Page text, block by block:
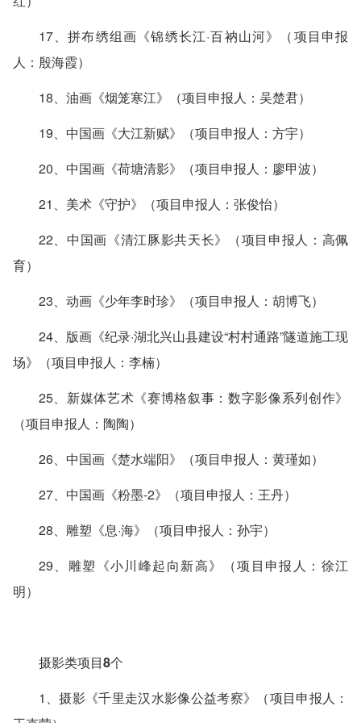
17、拼布绣组画《锦绣长江·百衲山河》（项目申报
人：殷海霞）
18、油画《烟笼寒江》（项目申报人：吴楚君）
19、中国画《大江新赋》（项目申报人：方宇）
20、中国画《荷塘清影》（项目申报人：廖甲波）
21、美术《守护》（项目申报人：张俊怡）
22、中国画《清江豚影共天长》（项目申报人：高佩
育）
23、动画《少年李时珍》（项目申报人：胡博飞）
24、版画《纪录·湖北兴山县建设“村村通路”隧道施工现
场》（项目申报人：李楠）
25、新媒体艺术《赛博格叙事：数字影像系列创作》
（项目申报人：陶陶）
26、中国画《楚水端阳》（项目申报人：黄瑾如）
27、中国画《粉墨-2》（项目申报人：王丹）
28、雕塑《息·海》（项目申报人：孙宇）
29、雕塑《小川峰起向新高》（项目申报人：徐江
明）
摄影类项目8个
1、摄影《千里走汉水影像公益考察》（项目申报人：